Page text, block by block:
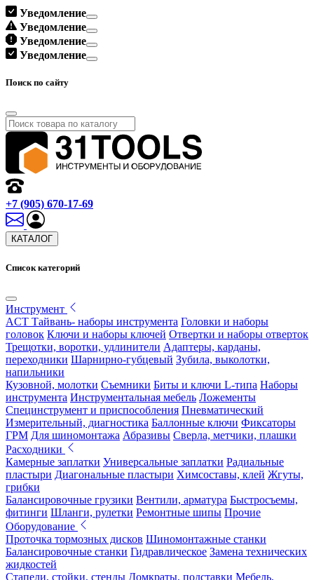
Уведомление
Уведомление
Уведомление
Уведомление
Поиск по сайту
+7 (905) 670-17-69
КАТАЛОГ
Список категорий
Инструмент
ACT Тайвань- наборы инструмента Головки и наборы
головок Ключи и наборы ключей Отвертки и наборы отверток
Трещотки, воротки, удлинители Адаптеры, карданы,
переходники Шарнирно-губцевый Зубила, выколотки,
напильники
Кузовной, молотки Съемники Биты и ключи L-типа Наборы
инструмента Инструментальная мебель Ложементы
Специнструмент и приспособления Пневматический
Измерительный, диагностика Баллонные ключи Фиксаторы
ГРМ Для шиномонтажа Абразивы Сверла, метчики, плашки
Расходники
Камерные заплатки Универсальные заплатки Радиальные
пластыри Диагональные пластыри Химсоставы, клей Жгуты,
грибки
Балансировочные грузики Вентили, арматура Быстросъемы,
фитинги Шланги, рулетки Ремонтные шипы Прочие
Оборудование
Проточка тормозных дисков Шиномонтажные станки
Балансировочные станки Гидравлическое Замена технических
жидкостей
Стапели, стойки, стенды Домкраты, подставки Мебель,